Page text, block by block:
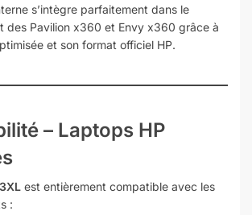
s’intègre parfaitement dans le
des Pavilion x360 et Envy x360 grâce à
et son format officiel HP.
– Laptops HP
est entièrement compatible avec les
: